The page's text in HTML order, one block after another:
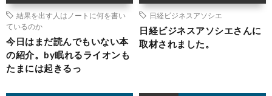
結果を出す人はノートに何を書い
ているのか
今日はまだ読んでもいない本
の紹介。by眠れるライオンも
たまには起きるっ
日経ビジネスアソシエ
日経ビジネスアソシエさんに
取材されました。